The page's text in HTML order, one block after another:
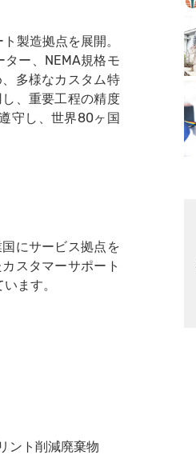
製造拠点を展開。
ー、NEMA規格モ
多様なカスタム特
、重要工程の精度
守し、世界80ヶ国
にサービス拠点を
スタマーサポート
ます。
ント削減廃棄物